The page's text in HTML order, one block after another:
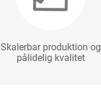
Skalerbar produktion og
pålidelig kvalitet